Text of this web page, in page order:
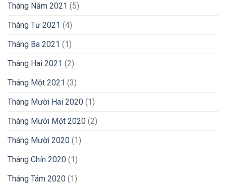
Tháng Năm 2021 (5)
Tháng Tư 2021 (4)
Tháng Ba 2021 (1)
Tháng Hai 2021 (2)
Tháng Một 2021 (3)
Tháng Mười Hai 2020 (1)
Tháng Mười Một 2020 (2)
Tháng Mười 2020 (1)
Tháng Chín 2020 (1)
Tháng Tám 2020 (1)